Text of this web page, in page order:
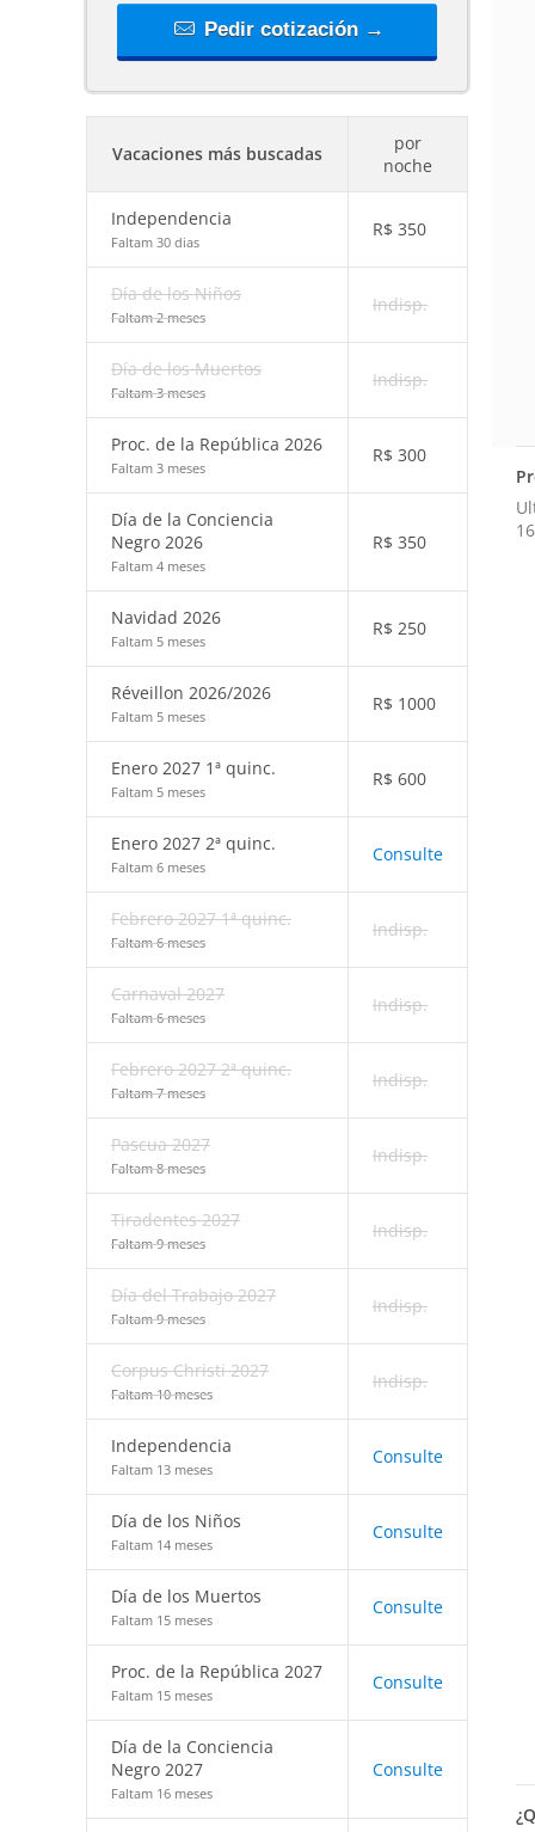
Pedir cotización →
Vacaciones más buscadas
por
noche
Independencia
Faltam 30 dias
R$ 350
Día de los Niños
Faltam 2 meses
Indisp.
Día de los Muertos
Faltam 3 meses
Indisp.
Proc. de la República 2026
Faltam 3 meses
R$ 300
Día de la Conciencia
Negro 2026
Faltam 4 meses
R$ 350
Navidad 2026
Faltam 5 meses
R$ 250
Réveillon 2026/2026
Faltam 5 meses
R$ 1000
Enero 2027 1ª quinc.
Faltam 5 meses
R$ 600
Enero 2027 2ª quinc.
Faltam 6 meses
Consulte
Febrero 2027 1ª quinc.
Faltam 6 meses
Indisp.
Carnaval 2027
Faltam 6 meses
Indisp.
Febrero 2027 2ª quinc.
Faltam 7 meses
Indisp.
Pascua 2027
Faltam 8 meses
Indisp.
Tiradentes 2027
Faltam 9 meses
Indisp.
Día del Trabajo 2027
Faltam 9 meses
Indisp.
Corpus Christi 2027
Faltam 10 meses
Indisp.
Independencia
Faltam 13 meses
Consulte
Día de los Niños
Faltam 14 meses
Consulte
Día de los Muertos
Faltam 15 meses
Consulte
Proc. de la República 2027
Faltam 15 meses
Consulte
Día de la Conciencia
Negro 2027
Faltam 16 meses
Consulte